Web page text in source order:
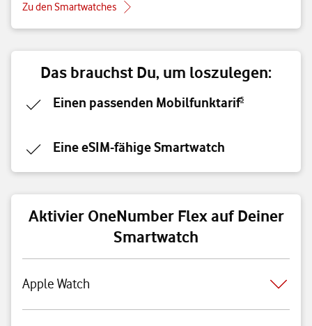
Zu den Smartwatches
Das brauchst Du, um loszulegen:
Einen passenden Mobilfunktarif5
Eine eSIM-fähige Smartwatch
Aktivier OneNumber Flex auf Deiner
Smartwatch
Apple Watch